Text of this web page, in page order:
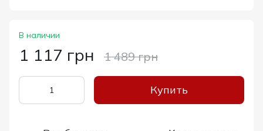
В наличии
1 117 грн 1 489 грн
Купить